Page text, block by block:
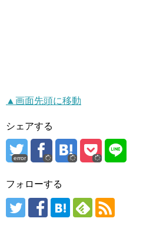
▲画面先頭に移動
シェアする
error
フォローする